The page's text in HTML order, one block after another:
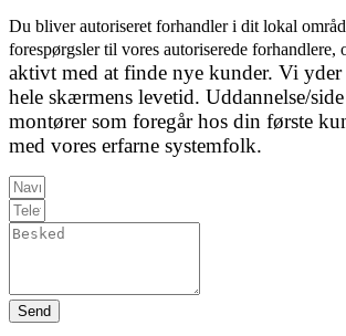
Du bliver autoriseret forhandler i dit lokal
forespørgsler til vores autoriserede forhandlere,
aktivt med at finde nye kunder. Vi
hele skærmens levetid. Uddannelse/
montører som foregår hos din første
med vores erfarne systemfolk.
Send